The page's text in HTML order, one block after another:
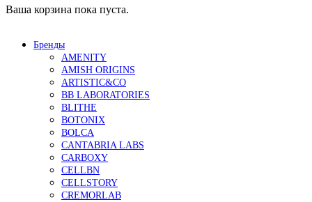
Ваша корзина пока пуста.
Бренды
AMENITY
AMISH ORIGINS
ARTISTIC&CO
BB LABORATORIES
BLITHE
BOTONIX
BOLCA
CANTABRIA LABS
CARBOXY
CELLBN
CELLSTORY
CREMORLAB